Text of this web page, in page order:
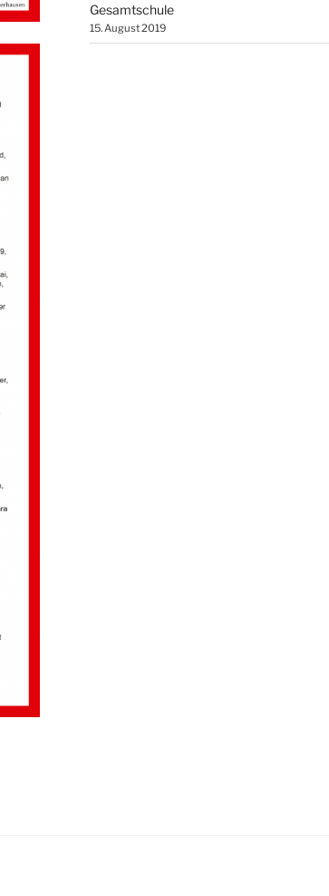
Gesamtschule
15. August 2019